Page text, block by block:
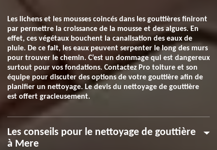
Les lichens et les mousses coincés dans les gouttières finiront
par permettre la croissance de la mousse et des algues. En
effet, ces végétaux bouchent la canalisation des eaux de
pluie. De ce fait, les eaux peuvent serpenter le long des murs
pour trouver le chemin. C’est un dommage qui est dangereux
surtout pour vos fondations. Contactez Pro toiture et son
équipe pour discuter des options de votre gouttière afin de
planifier un nettoyage. Le devis du nettoyage de gouttière
est offert gracieusement.
Les conseils pour le nettoyage de gouttière
à Mere